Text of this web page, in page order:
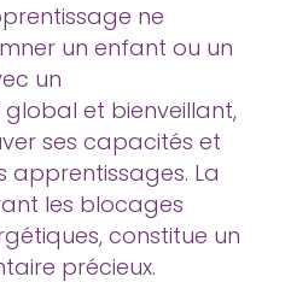
ne
un enfant ou un
un
et bienveillant,
ses capacités et
apprentissages. La
les blocages
constitue un
précieux.